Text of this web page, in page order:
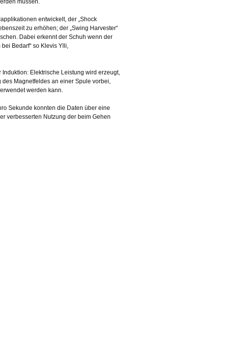
müssen.
entwickelt, der „Shock
zu erhöhen; der „Swing Harvester“
Dabei erkennt der Schuh wenn der
Bedarf“ so Klevis Ylli,
Elektrische Leistung wird erzeugt,
Magnetfeldes an einer Spule vorbei,
werden kann.
Sekunde konnten die Daten über eine
verbesserten Nutzung der beim Gehen